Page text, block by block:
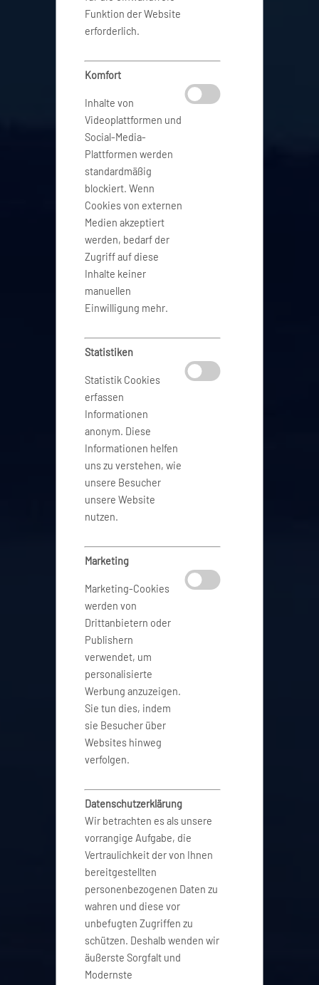
Funktion der Website
erforderlich.
Komfort
Inhalte von
Videoplattformen und
Social-Media-
Plattformen werden
standardmäßig
blockiert. Wenn
Cookies von externen
Medien akzeptiert
werden, bedarf der
Zugriff auf diese
Inhalte keiner
manuellen
Einwilligung mehr.
Statistiken
Statistik Cookies
erfassen
Informationen
anonym. Diese
Informationen helfen
uns zu verstehen, wie
unsere Besucher
unsere Website
nutzen.
Marketing
Marketing-Cookies
werden von
Drittanbietern oder
Publishern
verwendet, um
personalisierte
Werbung anzuzeigen.
Sie tun dies, indem
sie Besucher über
Websites hinweg
verfolgen.
Datenschutzerklärung
Wir betrachten es als unsere
vorrangige Aufgabe, die
Vertraulichkeit der von Ihnen
bereitgestellten
personenbezogenen Daten zu
wahren und diese vor
unbefugten Zugriffen zu
schützen. Deshalb wenden wir
äußerste Sorgfalt und
Modernste